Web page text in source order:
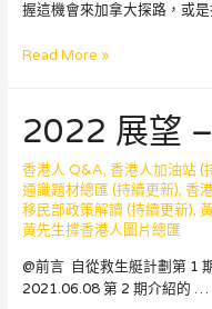
握這機會來加拿大探路，或
溫
示
–
香
港
人
小
誤
墜
Read More »
2022 展望
香港人 Q&A, 香港人加油站 (
通識題材總匯 (持續更新), 香
移民部政策解讀 (持續更新),
黃先生撐香港人圖片總匯
@前言 自從救生艇計劃第 1
2021.06.08 第 2 期介紹的 …